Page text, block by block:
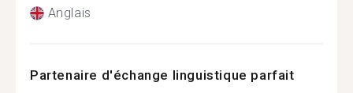
Anglais
Partenaire d'échange linguistique parfait